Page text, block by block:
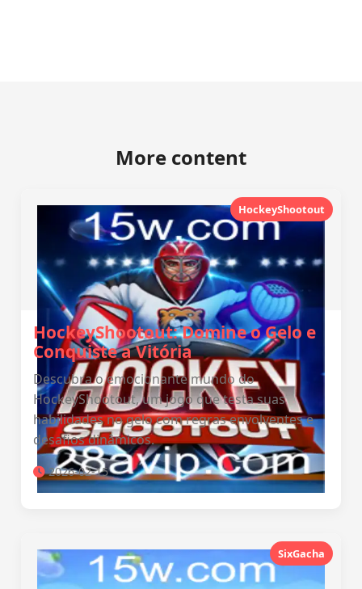
More content
HockeyShootout
HockeyShootout: Domine o Gelo e
Conquiste a Vitória
Descubra o emocionante mundo do
HockeyShootout, um jogo que testa suas
habilidades no gelo com regras envolventes e
desafios dinâmicos.
2026-02-15
SixGacha